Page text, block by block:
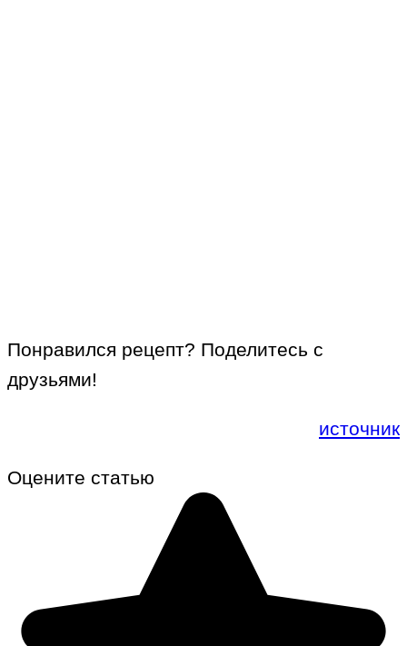
Понравился рецепт? Поделитесь с
друзьями!
источник
Оцените статью